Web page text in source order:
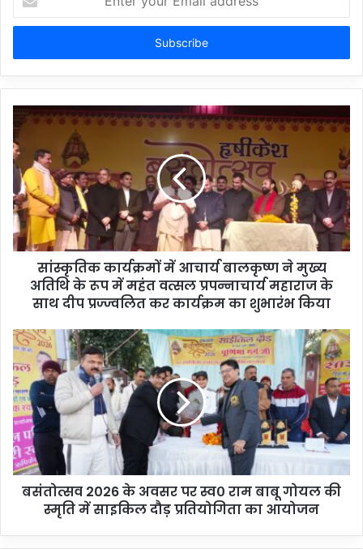
your
Email
सांस्कृतिक कार्यक्रमों में आचार्य बालकृष्ण ने मुख्य
अतिथि के रूप में महंत वत्सल प्रपन्नाचार्य महाराज के
साथ दीप प्रज्ज्वलित कर कार्यक्रम का शुभारंभ किया
बसंतोत्सव 2026 के अवसर पर स्व० राम बाबू गोयल की
स्मृति में साइकिल दौड़ प्रतियोगिता का आयोजन